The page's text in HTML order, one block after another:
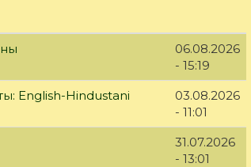
06.08.2026
- 15:19
English-Hindustani
03.08.2026
- 11:01
31.07.2026
- 13:01